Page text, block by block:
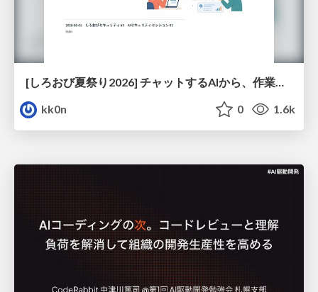
[しろおび夏祭り2026] チャットするAIから、作業するAIへ - 使われ方の変化と、その裏側で起きていること
kk0n
0 1.6k